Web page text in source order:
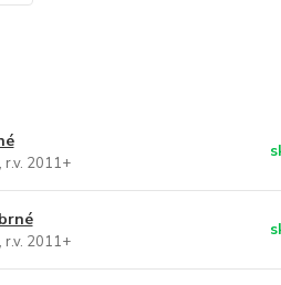
r.v. 2011+
r.v. 2011+